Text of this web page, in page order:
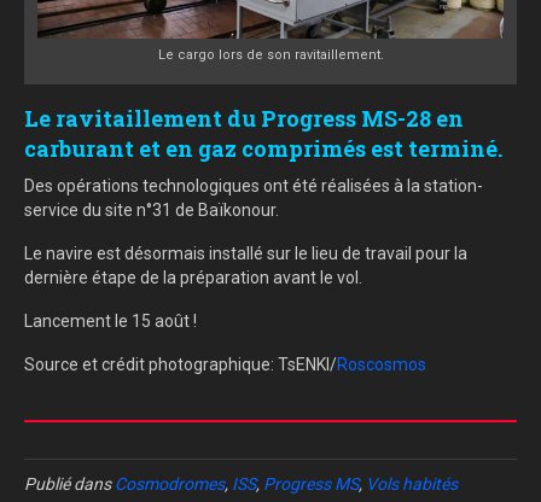
Le cargo lors de son ravitaillement.
Le ravitaillement du Progress MS-28 en
carburant et en gaz comprimés est terminé.
Des opérations technologiques ont été réalisées à la station-
service du site n°31 de Baïkonour.
Le navire est désormais installé sur le lieu de travail pour la
dernière étape de la préparation avant le vol.
Lancement le 15 août !
Source et crédit photographique: TsENKI/Roscosmos
Publié dansCosmodromes, ISS, Progress MS, Vols habités